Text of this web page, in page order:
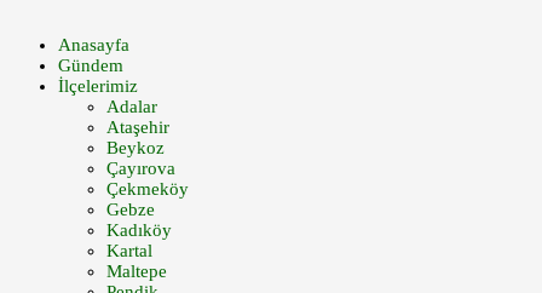
Anasayfa
Gündem
İlçelerimiz
Adalar
Ataşehir
Beykoz
Çayırova
Çekmeköy
Gebze
Kadıköy
Kartal
Maltepe